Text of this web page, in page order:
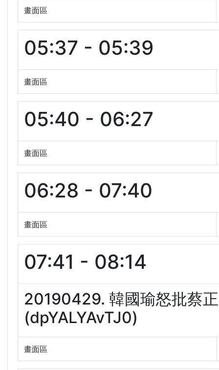
畫面區
05:37 - 05:39
畫面區
05:40 - 06:27
畫面區
06:28 - 07:40
畫面區
07:41 - 08:14
20190429. 韓國瑜怒批蔡
(dpYALYAvTJ0)
畫面區